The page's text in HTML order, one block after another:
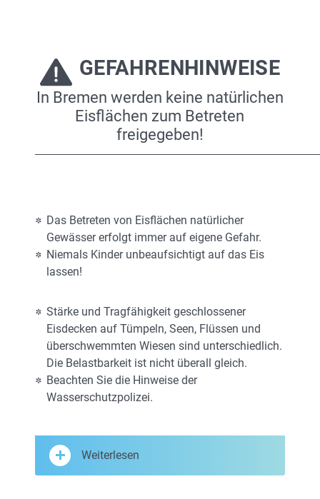
GEFAHRENHINWEISE
In Bremen werden keine natürlichen
Eisflächen zum Betreten
freigegeben!
Das Betreten von Eisflächen natürlicher
Gewässer erfolgt immer auf eigene Gefahr.
Niemals Kinder unbeaufsichtigt auf das Eis
lassen!
Stärke und Tragfähigkeit geschlossener
Eisdecken auf Tümpeln, Seen, Flüssen und
überschwemmten Wiesen sind unterschiedlich.
Die Belastbarkeit ist nicht überall gleich.
Beachten Sie die Hinweise der
Wasserschutzpolizei.
Weiterlesen